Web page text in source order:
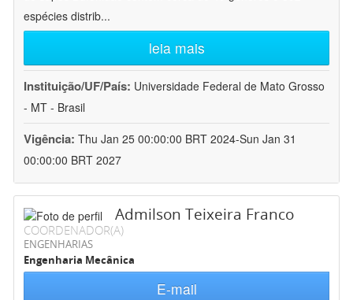
espécies distrib...
leia mais
Instituição/UF/País: Universidade Federal de Mato Grosso
- MT - Brasil
Vigência: Thu Jan 25 00:00:00 BRT 2024-Sun Jan 31
00:00:00 BRT 2027
Admilson Teixeira Franco
COORDENADOR(A)
ENGENHARIAS
Engenharia Mecânica
E-mail